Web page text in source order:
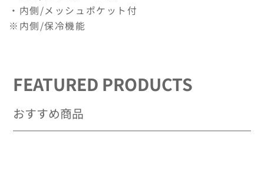
す
す
・内側/メッシュポケット付
※内側/保冷機能
FEATURED PRODUCTS
おすすめ商品